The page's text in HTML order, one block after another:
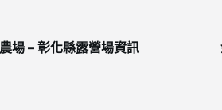
場 – 彰化縣露營場資訊